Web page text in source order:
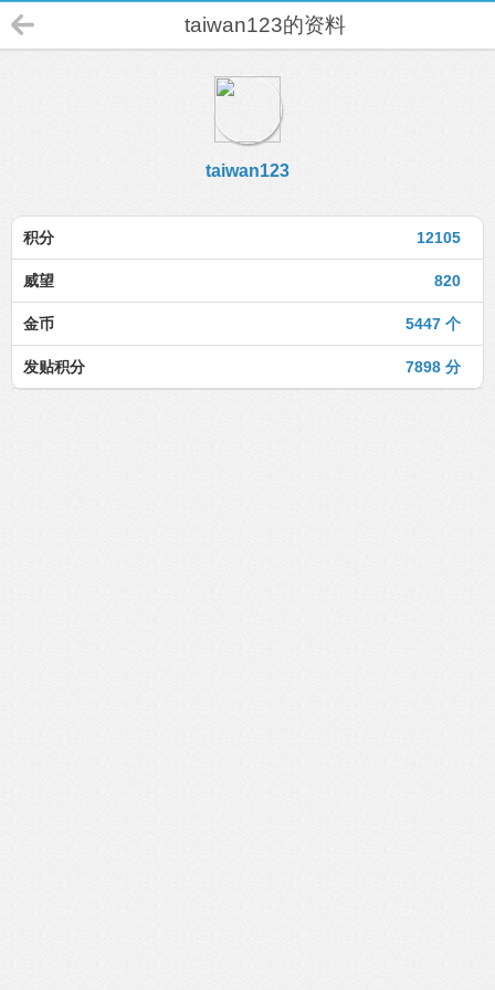
taiwan123的资料
taiwan123
12105
积分
820
威望
5447 个
金币
7898 分
发贴积分